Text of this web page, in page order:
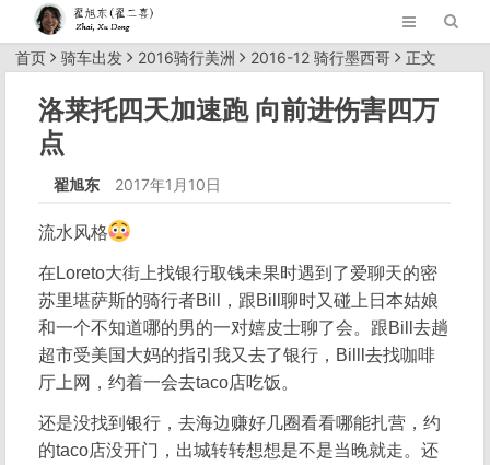
首页 骑车出发 2016骑行美洲 2016-12 骑行墨西哥 正文
洛莱托四天加速跑 向前进伤害四万
点
翟旭东 2017年1月10日
流水风格
在Loreto大街上找银行取钱未果时遇到了爱聊天的密
苏里堪萨斯的骑行者Bill，跟Bill聊时又碰上日本姑娘
和一个不知道哪的男的一对嬉皮士聊了会。跟Bill去趟
超市受美国大妈的指引我又去了银行，Billl去找咖啡
厅上网，约着一会去taco店吃饭。
还是没找到银行，去海边赚好几圈看看哪能扎营，约
的taco店没开门，出城转转想想是不是当晚就走。还